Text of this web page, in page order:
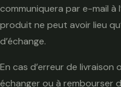
communiquera par e-mail à
produit ne peut avoir lieu
d’échange.
En cas d’erreur de
échanger ou à rembourser